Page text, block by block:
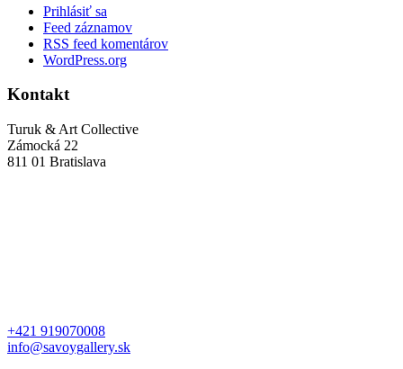
Prihlásiť sa
Feed záznamov
RSS feed komentárov
WordPress.org
Kontakt
Turuk & Art Collective
Zámocká 22
811 01 Bratislava
+421 919070008
info@savoygallery.sk